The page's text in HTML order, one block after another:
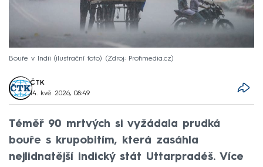
Bouře v Indii (ilustrační foto) Zdroj: Profimedia.cz
ČTK
14. kvě 2026, 08:49
Téměř 90 mrtvých si vyžádala prudká
bouře s krupobitím, která zasáhla
nejlidnatější indický stát Uttarpradéš. Více